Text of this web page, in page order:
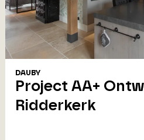
DAUBY
Project AA+
Ridderkerk